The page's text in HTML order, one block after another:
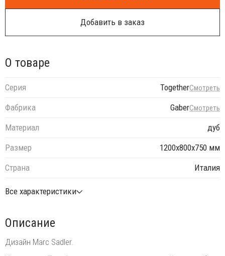
Добавить в заказ
О товаре
Серия TogetherСмотреть
Фабрика GaberСмотреть
Материал
дуб
Размер
1200х800х750 мм
Страна
Италия
Все характеристики
Описание
Дизайн Marc Sadler.